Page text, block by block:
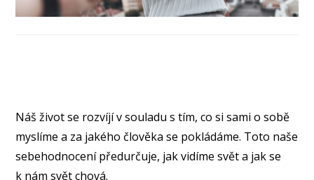
Náš život se rozvíjí v souladu s tím, co si sami o sobě
myslíme a za jakého člověka se pokládáme. Toto naše
sebehodnocení předurčuje, jak vidíme svět a jak se
k nám svět chová.